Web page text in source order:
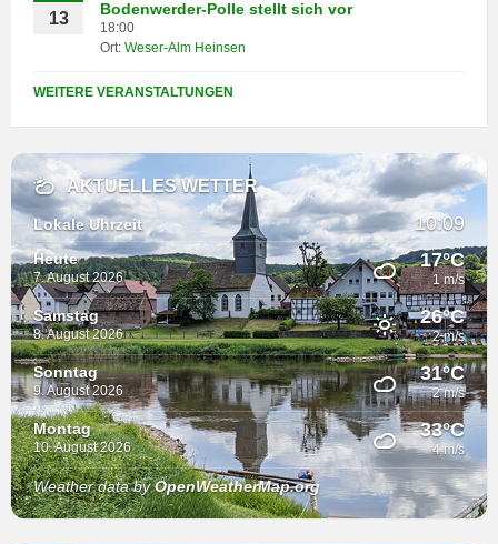
13 Bodenwerder-Polle stellt sich vor
18:00
Ort: Weser-Alm Heinsen
WEITERE VERANSTALTUNGEN
AKTUELLES WETTER
Lokale Uhrzeit 10:09
Heute
7. August 2026
17°C
1 m/s
Samstag
8. August 2026
26°C
2 m/s
Sonntag
9. August 2026
31°C
2 m/s
Montag
10. August 2026
33°C
4 m/s
Weather data byOpenWeatherMap.org